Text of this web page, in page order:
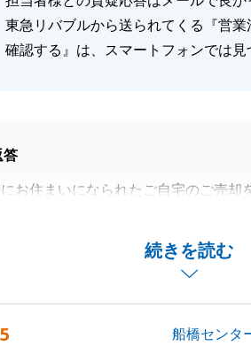
東急リバブルから送られてくる『営
確認する』は、スマートフォンでは見
続きを読む
答
お住まいになられたご自宅のご売却
いただき、無事買主様を見つけること
ございましたら何なりとお申し付けく
5 船橋センタ